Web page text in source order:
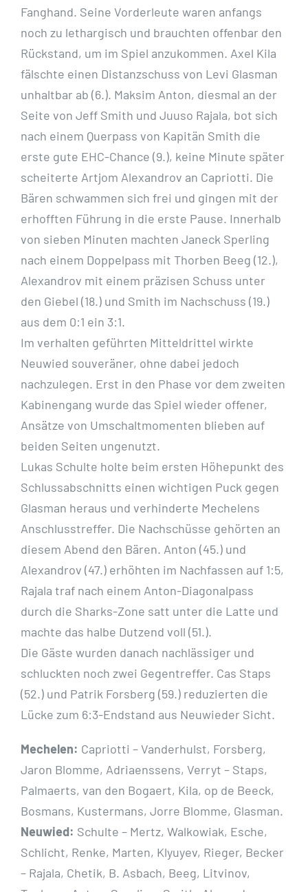
Fanghand. Seine Vorderleute waren anfangs
noch zu lethargisch und brauchten offenbar den
Rückstand, um im Spiel anzukommen. Axel Kila
fälschte einen Distanzschuss von Levi Glasman
unhaltbar ab (6.). Maksim Anton, diesmal an der
Seite von Jeff Smith und Juuso Rajala, bot sich
nach einem Querpass von Kapitän Smith die
erste gute EHC-Chance (9.), keine Minute später
scheiterte Artjom Alexandrov an Capriotti. Die
Bären schwammen sich frei und gingen mit der
erhofften Führung in die erste Pause. Innerhalb
von sieben Minuten machten Janeck Sperling
nach einem Doppelpass mit Thorben Beeg (12.),
Alexandrov mit einem präzisen Schuss unter
den Giebel (18.) und Smith im Nachschuss (19.)
aus dem 0:1 ein 3:1.
Im verhalten geführten Mitteldrittel wirkte
Neuwied souveräner, ohne dabei jedoch
nachzulegen. Erst in den Phase vor dem zweiten
Kabinengang wurde das Spiel wieder offener,
Ansätze von Umschaltmomenten blieben auf
beiden Seiten ungenutzt.
Lukas Schulte holte beim ersten Höhepunkt des
Schlussabschnitts einen wichtigen Puck gegen
Glasman heraus und verhinderte Mechelens
Anschlusstreffer. Die Nachschüsse gehörten an
diesem Abend den Bären. Anton (45.) und
Alexandrov (47.) erhöhten im Nachfassen auf 1:5,
Rajala traf nach einem Anton-Diagonalpass
durch die Sharks-Zone satt unter die Latte und
machte das halbe Dutzend voll (51.).
Die Gäste wurden danach nachlässiger und
schluckten noch zwei Gegentreffer. Cas Staps
(52.) und Patrik Forsberg (59.) reduzierten die
Lücke zum 6:3-Endstand aus Neuwieder Sicht.
Mechelen: Capriotti – Vanderhulst, Forsberg,
Jaron Blomme, Adriaenssens, Verryt – Staps,
Palmaerts, van den Bogaert, Kila, op de Beeck,
Bosmans, Kustermans, Jorre Blomme, Glasman.
Neuwied: Schulte – Mertz, Walkowiak, Esche,
Schlicht, Renke, Marten, Klyuyev, Rieger, Becker
– Rajala, Chetik, B. Asbach, Beeg, Litvinov,